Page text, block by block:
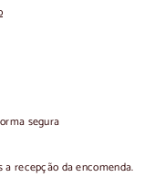
segura
a recepção da encomenda.